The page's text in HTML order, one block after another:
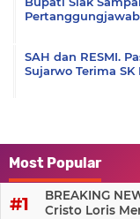
SAH dan RESMI.
Sujarwo Terima
Most Popular
BREAKING
Cristo Loris